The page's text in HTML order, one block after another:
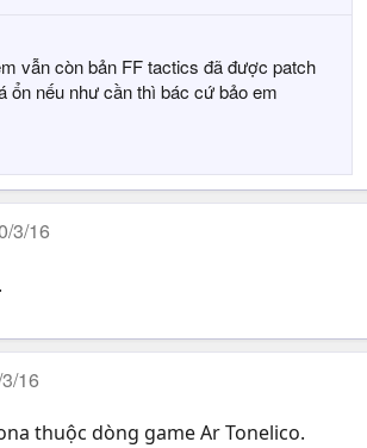
vẫn còn bản FF tactics đã được patch
ổn nếu như cần thì bác cứ bảo em
3/16
16
thuộc dòng game Ar Tonelico.